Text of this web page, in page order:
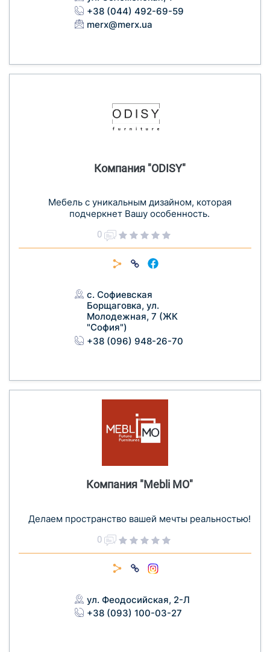
+38 (044) 492-69-59
merx@merx.ua
Компания "ODISY"
Мебель с уникальным дизайном, которая
подчеркнет Вашу особенность.
0
с. Софиевская
Борщаговка, ул.
Молодежная, 7 (ЖК
"София")
+38 (096) 948-26-70
Компания "Mebli MO"
Делаем пространство вашей мечты реальностью!
0
ул. Феодосийская, 2-Л
+38 (093) 100-03-27